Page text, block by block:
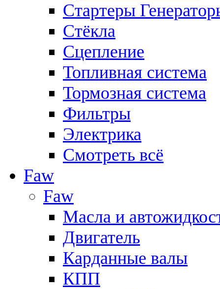
Стартеры
Стёкла
Сцепление
Топливная система
Тормозная система
Фильтры
Электрика
Смотреть всё
Faw
Faw
Масла и
Двигатель
Карданные валы
КПП